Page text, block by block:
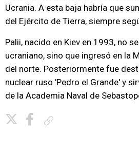
Ucrania. A esta baja habría que
del Ejército de Tierra, siempre
Palii, nacido en Kiev en 1993, no
ucraniano, sino que ingresó en la
del norte. Posteriormente fue
nuclear ruso 'Pedro el Grande' y
de la Academia Naval de